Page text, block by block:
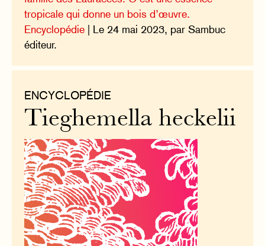
tropicale qui donne un bois d’œuvre.
Encyclopédie | Le 24 mai 2023, par Sambuc
éditeur.
ENCYCLOPÉDIE
Tieghemella heckelii